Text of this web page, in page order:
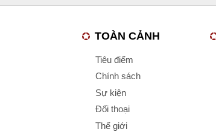
TOÀN CẢNH
Tiêu điểm
Chính sách
Sự kiện
Đối thoại
Thế giới